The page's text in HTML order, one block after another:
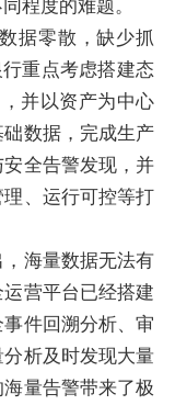
程度的难题。
据零散，缺少抓
重点考虑搭建态
并以资产为中心
数据，完成生产
全告警发现，并
、运行可控等打
海量数据无法有
营平台已经搭建
件回溯分析、审
析及时发现大量
量告警带来了极